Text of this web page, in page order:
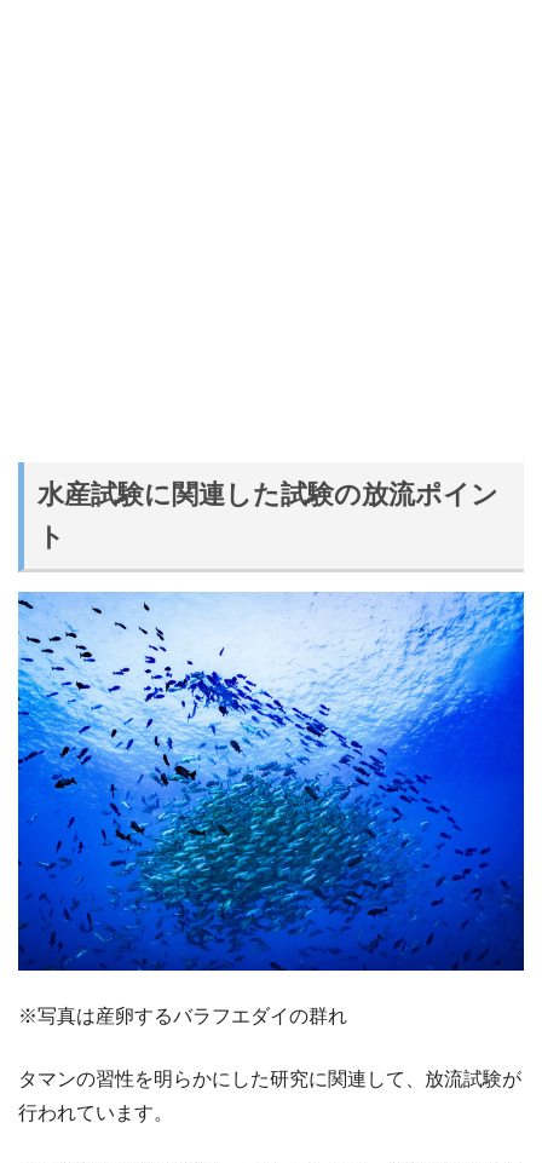
水産試験に関連した試験の放流ポイン
ト
※写真は産卵するバラフエダイの群れ
タマンの習性を明らかにした研究に関連して、放流試験が
行われています。